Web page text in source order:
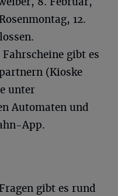
12.
gibt es
(Kioske
unter
Automaten und
App.
gibt es rund